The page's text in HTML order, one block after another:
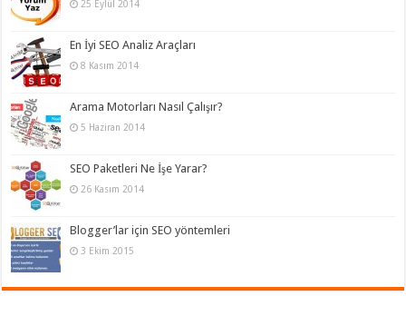
25 Eylül 2014
En İyi SEO Analiz Araçları
8 Kasım 2014
Arama Motorları Nasıl Çalışır?
5 Haziran 2014
SEO Paketleri Ne İşe Yarar?
26 Kasım 2014
Blogger’lar için SEO yöntemleri
3 Ekim 2015